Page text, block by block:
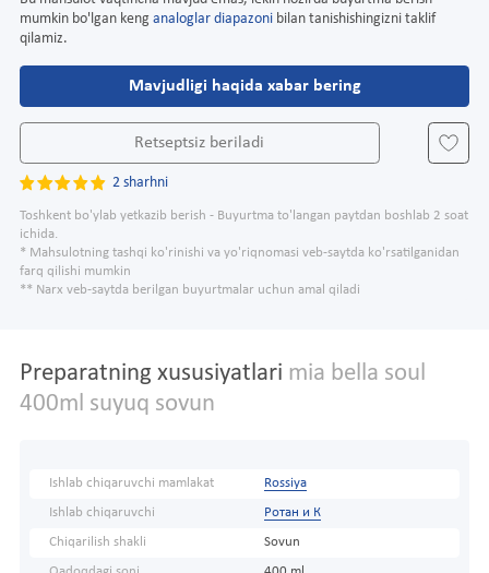
mumkin bo'lgan keng analoglar diapazoni bilan tanishishingizni taklif
qilamiz.
Mavjudligi haqida xabar bering
Retseptsiz beriladi
2 sharhni
Toshkent bo'ylab yetkazib berish - Buyurtma to'langan paytdan boshlab 2 soat
ichida.
* Mahsulotning tashqi ko'rinishi va yo'riqnomasi veb-saytda ko'rsatilganidan
farq qilishi mumkin
** Narx veb-saytda berilgan buyurtmalar uchun amal qiladi
Preparatning xususiyatlari mia bella soul
400ml suyuq sovun
Ishlab chiqaruvchi mamlakat Rossiya
Ishlab chiqaruvchi Ротан и К
Chiqarilish shakli Sovun